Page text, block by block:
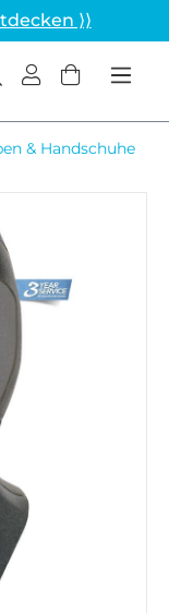
⟩⟩
& Handschuhe